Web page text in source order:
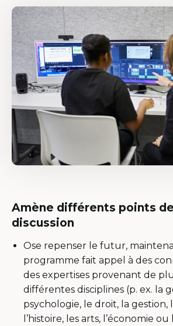
Amène différents points
discussion
Ose repenser le futur,
programme fait appel à des
des expertises provenant de
différentes disciplines (p. ex. la
psychologie, le droit, la gestion,
l’histoire, les arts, l’économie